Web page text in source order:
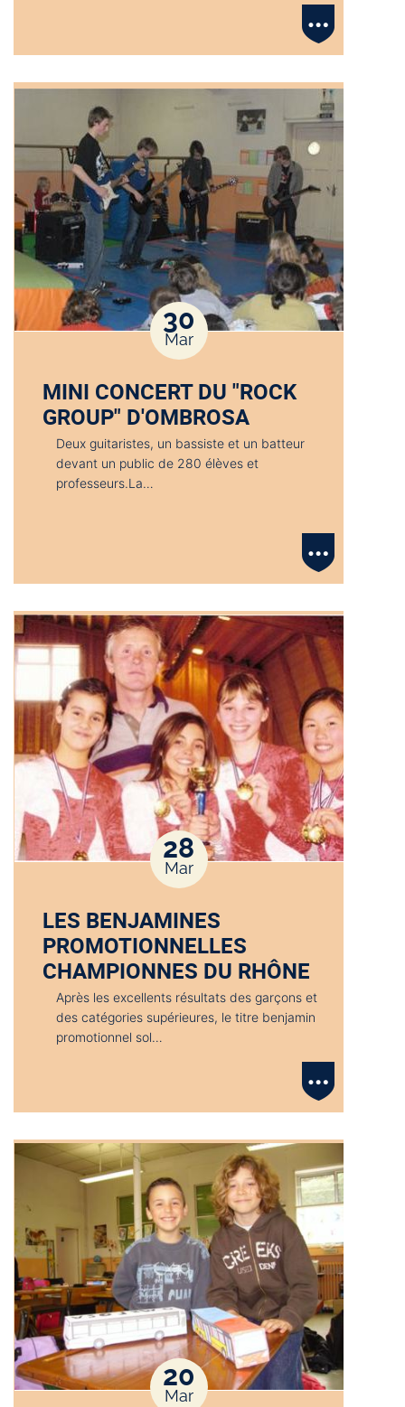
30
Mar
MINI CONCERT DU "ROCK
GROUP" D'OMBROSA
Deux guitaristes, un bassiste et un batteur
devant un public de 280 élèves et
professeurs.La…
28
Mar
LES BENJAMINES
PROMOTIONNELLES
CHAMPIONNES DU RHÔNE
Après les excellents résultats des garçons et
des catégories supérieures, le titre benjamin
promotionnel sol…
20
Mar